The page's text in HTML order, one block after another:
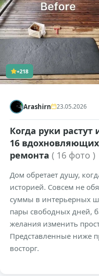
+218
Arashirn 23.05.2026
Когда руки растут
16
ремонта ( 16 фото )
Дом обретает душу,
историей. Совсем не
суммы в интерьерных
пары свободных дней,
желания изменить
Представленные ниже
восторг.